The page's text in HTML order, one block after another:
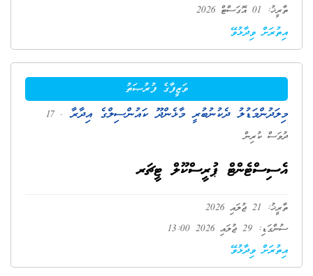
ތާރީޚު: 01 އޮގަސްޓް 2026
އިތުރަށް ވިދާޅުވޭ
ވަޒީފާގެ ފުރުޞަތު
މިލަދުންމަޑުލު ދެކުނުބުރީ މާޅެންދޫ ކައުންސިލްގެ އިދާރާ
. 17
ދުވަސް ކުރިން
އެސިސްޓެންޓް ޕުރީސްކޫލް ޓީޗަރ
ތާރީޚު: 21 ޖުލައި 2026
ސުންގަޑި: 29 ޖުލައި 2026 13:00
އިތުރަށް ވިދާޅުވޭ